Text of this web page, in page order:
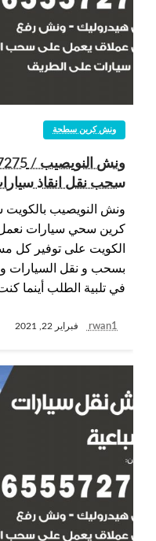
ونش كرين سطحة
سحب نقل انقاذ
ونش النويصيب بالكويت
كرين سحي سيارات
الكويت على توفير كل
بسحب و نقل السيارات
في تلبية الطلب أينما
rwan1 فبراير 22, 2021